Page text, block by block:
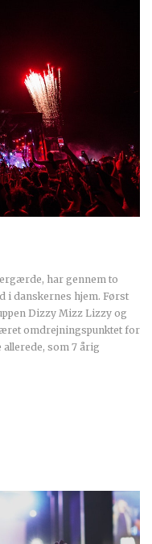
har gennem to
i danskernes hjem. Først
Dizzy Mizz Lizzy og
omdrejningspunktet for
som 7 årig